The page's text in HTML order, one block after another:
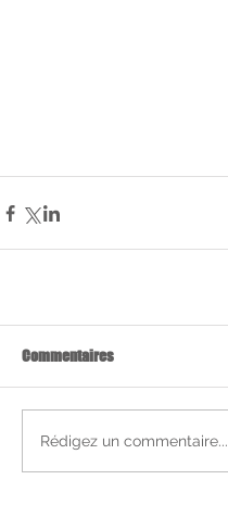
Commentaires
Rédigez un commentaire...